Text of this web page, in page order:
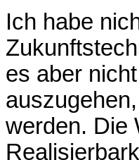
Ich habe
es aber
werden. Die